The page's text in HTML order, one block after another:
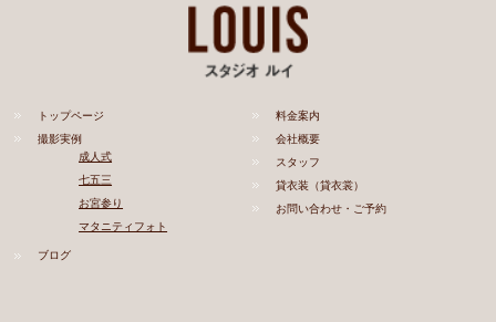
トップページ
撮影実例
成人式
七五三
お宮参り
マタニティフォト
ブログ
料金案内
会社概要
スタッフ
貸衣装（貸衣裳）
お問い合わせ・ご予約